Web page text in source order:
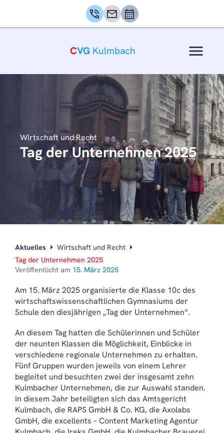
phone_in_talk mail calendar_month
CVG Kulmbach menu
Wirtschaft und Recht
Tag der Unternehmen 2025
Aktuelles
Wirtschaft und Recht
Tag der Unternehmen 2025
Veröffentlicht am 15. März 2025
Am 15. März 2025 organisierte die Klasse 10c des
wirtschaftswissenschaftlichen Gymnasiums der
Schule den diesjährigen „Tag der Unternehmen“.
An diesem Tag hatten die Schülerinnen und Schüler
der neunten Klassen die Möglichkeit, Einblicke in
verschiedene regionale Unternehmen zu erhalten.
Fünf Gruppen wurden jeweils von einem Lehrer
begleitet und besuchten zwei der insgesamt zehn
Kulmbacher Unternehmen, die zur Auswahl standen.
In diesem Jahr beteiligten sich das Amtsgericht
Kulmbach, die RAPS GmbH & Co. KG, die Axolabs
GmbH, die excellents – Content Marketing Agentur